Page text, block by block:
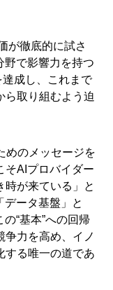
が徹底的に試さ
野で影響力を持つ
成し、これまで
ら取り組むよう迫
めのメッセージを
そAIプロバイダー
時が来ている」と
データ基盤」と
“基本”への回帰
争力を高め、イノ
する唯一の道であ